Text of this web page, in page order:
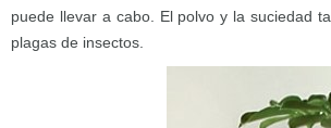
puede llevar a cabo. El polvo y la suciedad
plagas de insectos.